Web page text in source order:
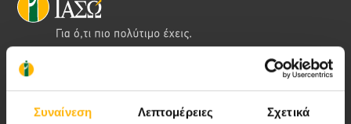
Συναίνεση Λεπτομέρειες Σχετικά
Αποστολή μας να παρέχουμε υψηλής
ποιότητας ολοκληρωμένες υπηρεσίες
υγείας.